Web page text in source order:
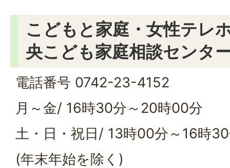
こどもと家庭・女性テレ
央こども家庭相談センタ
電話番号 0742-23-4152
月～金/ 16時30分～20時00分
土・日・祝日/ 13時00分～16時
(年末年始を除く)